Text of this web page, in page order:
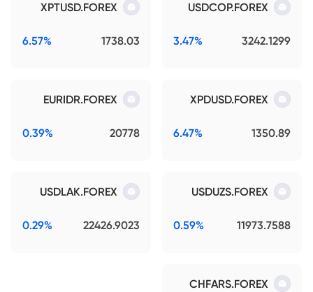
USDCOP.FOREX
3242.1299
3.47%
XPTUSD.FOREX
1738.03
6.57%
XPDUSD.FOREX
1350.89
6.47%
EURIDR.FOREX
20778
0.39%
USDUZS.FOREX
11973.7588
0.59%
USDLAK.FOREX
22426.9023
0.29%
CHFARS.FOREX